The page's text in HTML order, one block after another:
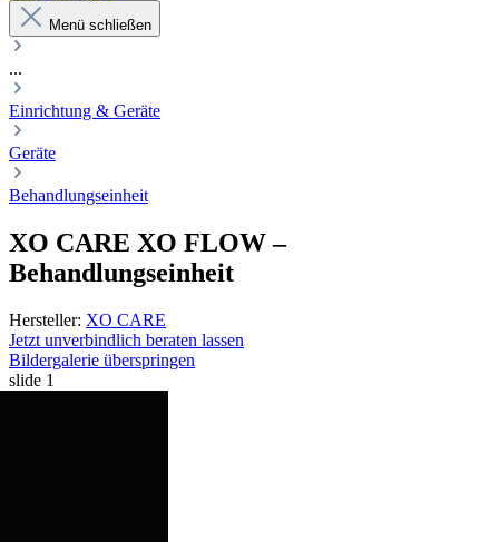
Menü schließen
...
Einrichtung & Geräte
Geräte
Behandlungseinheit
XO CARE XO FLOW–
Behandlungseinheit
Hersteller: XO CARE
Jetzt unverbindlich beraten lassen
Bildergalerie überspringen
slide 1